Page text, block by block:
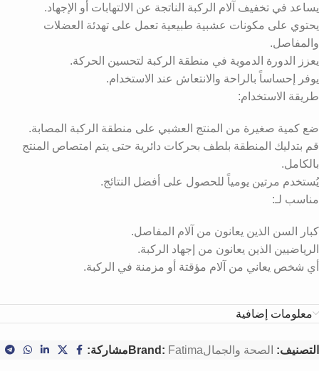
يساعد في تخفيف آلام الركبة الناتجة عن الالتهابات أو الإجهاد.
يحتوي على مكونات عشبية طبيعية تعمل على تهدئة العضلات
والمفاصل.
يعزز الدورة الدموية في منطقة الركبة لتحسين الحركة.
يوفر إحساساً بالراحة والانتعاش عند الاستخدام.
طريقة الاستخدام:
ضع كمية صغيرة من المنتج العشبي على منطقة الركبة المصابة.
قم بتدليك المنطقة بلطف بحركات دائرية حتى يتم امتصاص المنتج
بالكامل.
يُستخدم مرتين يومياً للحصول على أفضل النتائج.
مناسب لـ:
كبار السن الذين يعانون من آلام المفاصل.
الرياضيين الذين يعانون من إجهاد الركبة.
أي شخص يعاني من آلام مؤقتة أو مزمنة في الركبة.
معلومات إضافية
التصنيف: الصحة والجمال Brand: Fatima مشاركة: